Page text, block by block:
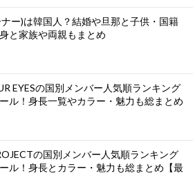
ー)は韓国人？結婚や旦那と子供・国籍
と家族や両親もまとめ
EYESの国別メンバー人気順ランキング
ル！身長一覧やカラー・魅力も総まとめ
の国別メンバー人気順ランキング
ル！身長とカラー・魅力も総まとめ【最